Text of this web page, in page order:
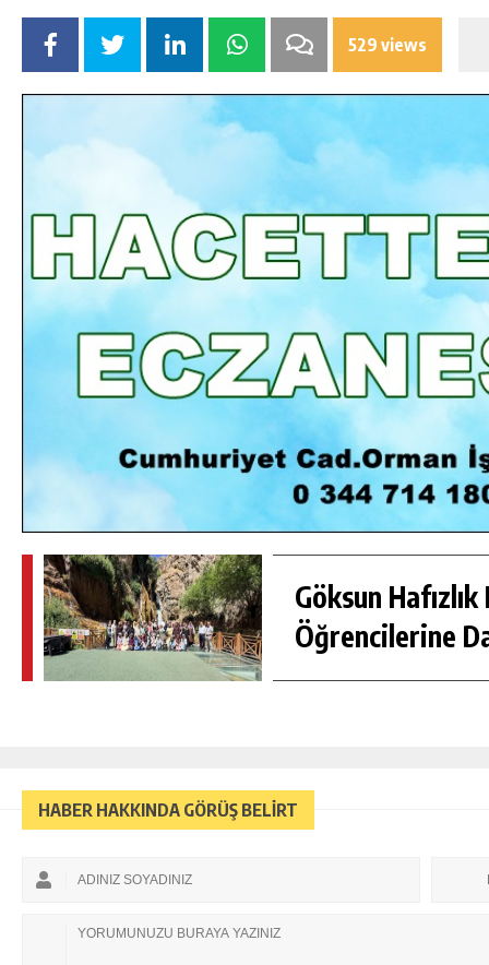
529 views
Göksun Hafızlık
Öğrencilerine
HABER HAKKINDA GÖRÜŞ BELİRT
GÜNLÜK HABER AKIŞI
GÖKSUN HAFIZLIK KIZ KUR’AN KURSU
ÖĞRENCILERINE DARENDE GEZISI.